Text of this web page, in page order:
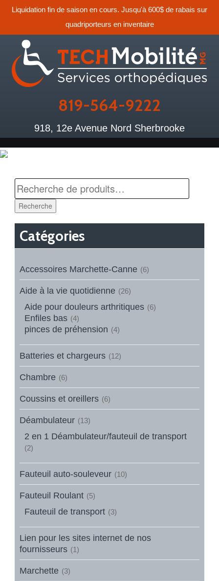
Liquidation fin de saison en cours. Jusqu'à 600$ de rabais sur
quadriporteurs en inventaire
819-564-9222
918, 12e Avenue Nord Sherbrooke
Recherche
Catégories
Accessoires Marchette-Canne (6)
Aide à la vie quotidienne (26)
Aide pour douleurs arthritiques (6)
Enfiles bas (4)
pinces de préhension (4)
Batteries et chargeurs (12)
Chambre (6)
Coussins et oreillers (6)
Déambulateur (13)
2 en 1 Déambulateur/fauteuil de transport
(2)
Fauteuil auto-souleveur (10)
Fauteuil Roulant (5)
Fauteuil de transport (3)
Lien pour les sites internet de nos
fournisseurs (1)
Marchette (3)